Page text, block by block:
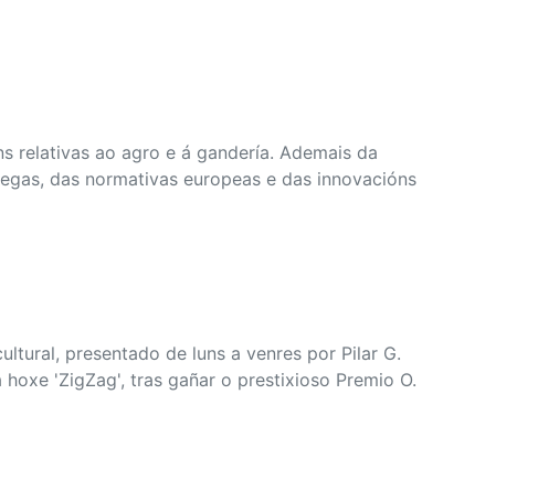
relativas ao agro e á gandería. Ademais da
das normativas europeas e das innovacións
presentado de luns a venres por Pilar G.
'ZigZag', tras gañar o prestixioso Premio O.